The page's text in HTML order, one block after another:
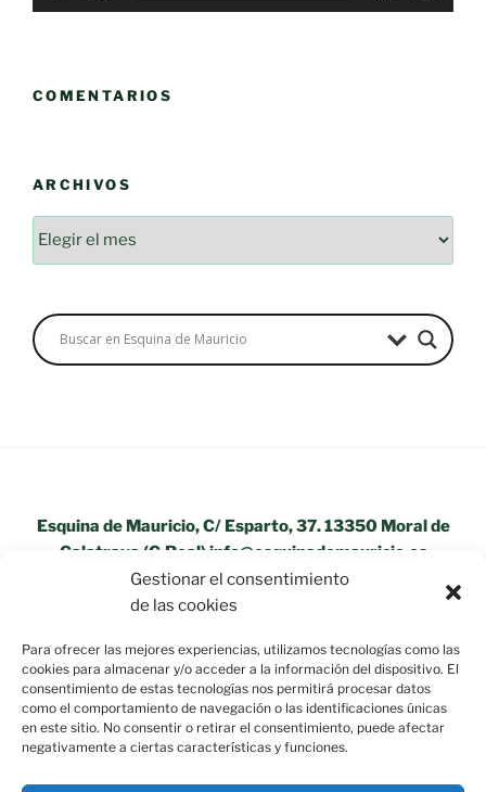
Gestionar el consentimiento
de las cookies
Para ofrecer las mejores experiencias, utilizamos tecnologías como las
cookies para almacenar y/o acceder a la información del dispositivo. El
consentimiento de estas tecnologías nos permitirá procesar datos
como el comportamiento de navegación o las identificaciones únicas
en este sitio. No consentir o retirar el consentimiento, puede afectar
negativamente a ciertas características y funciones.
COMENTARIOS
ARCHIVOS
Esquina de Mauricio, C/ Esparto, 37. 13350 Moral de
Calatrava (C.Real) info@esquinademauricio.es
«Aviso Legal»